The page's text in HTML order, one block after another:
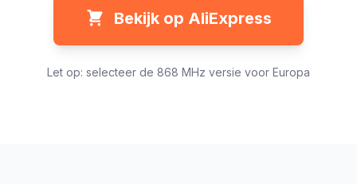
Bekijk op AliExpress
Let op: selecteer de 868 MHz versie voor Europa